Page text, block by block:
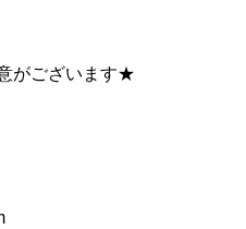
がございます★